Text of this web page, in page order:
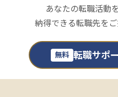
あなたの転職活動
納得できる転職先をご
無料 転職サポ